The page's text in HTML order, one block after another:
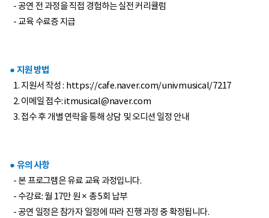
- 공연 전 과정을 직접 경험하는 실전 커리큘럼
- 교육 수료증 지급
● 지원 방법
1. 지원서 작성 : https://cafe.naver.com/univmusical/7217
2. 이메일 접수:itmusical@naver.com
3. 접수 후 개별 연락을 통해 상담 및 오디션 일정 안내
● 유의 사항
- 본 프로그램은 유료 교육 과정입니다.
- 수강료: 월 17만 원 × 총 5회 납부
- 공연 일정은 참가자 일정에 따라 진행 과정 중 확정됩니다.